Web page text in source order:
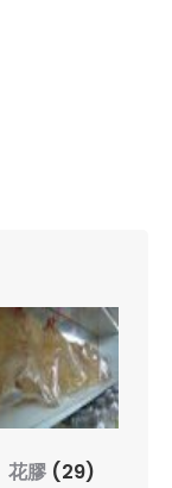
花膠 (29)